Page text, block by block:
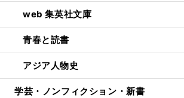
web 集英社文庫
青春と読書
アジア人物史
学芸・ノンフィクション・新書